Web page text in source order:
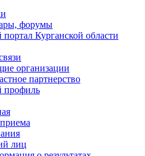
форумы
Курганской области
организации
партнерство
профиль
лиц